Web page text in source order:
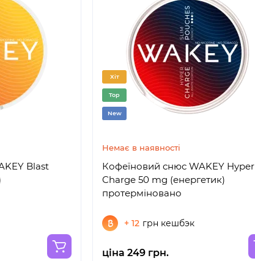
Blast
Хіт
Top
New
Немає в наявності
Кофеїновий снюс WAKEY Hyper
Charge 50 mg (енергетик)
протерміновано
+ 12 грн кешбэк
ціна 249 грн.